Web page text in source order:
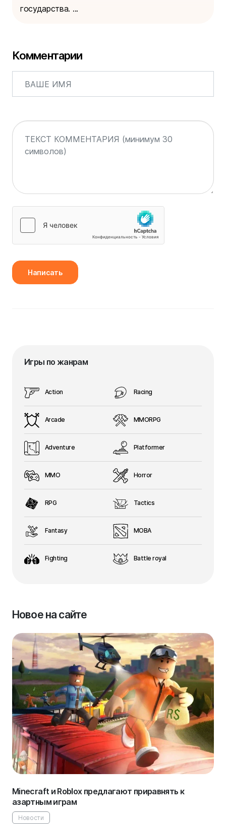
государства. ...
Комментарии
Написать
Игры по жанрам
Action
Arcade
Adventure
MMO
RPG
Fantasy
Fighting
Racing
MMORPG
Platformer
Horror
Tactics
MOBA
Battle royal
Новое на сайте
Minecraft и Roblox предлагают приравнять к
азартным играм
Новости